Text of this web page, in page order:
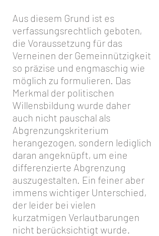
Aus diesem Grund ist es
verfassungsrechtlich geboten,
die Voraussetzung für das
Verneinen der Gemeinnützigkeit
so präzise und engmaschig wie
möglich zu formulieren. Das
Merkmal der politischen
Willensbildung wurde daher
auch nicht pauschal als
Abgrenzungskriterium
herangezogen, sondern lediglich
daran angeknüpft, um eine
differenzierte Abgrenzung
auszugestalten. Ein feiner aber
immens wichtiger Unterschied,
der leider bei vielen
kurzatmigen Verlautbarungen
nicht berücksichtigt wurde.